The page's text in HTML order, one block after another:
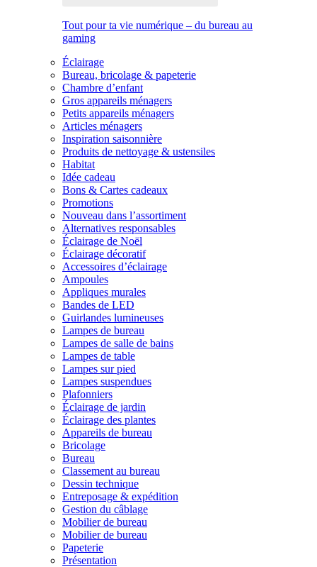
Tout pour ta vie numérique – du bureau au
gaming
Éclairage
Bureau, bricolage & papeterie
Chambre d’enfant
Gros appareils ménagers
Petits appareils ménagers
Articles ménagers
Inspiration saisonnière
Produits de nettoyage & ustensiles
Habitat
Idée cadeau
Bons & Cartes cadeaux
Promotions
Nouveau dans l’assortiment
Alternatives responsables
Éclairage de Noël
Éclairage décoratif
Accessoires d’éclairage
Ampoules
Appliques murales
Bandes de LED
Guirlandes lumineuses
Lampes de bureau
Lampes de salle de bains
Lampes de table
Lampes sur pied
Lampes suspendues
Plafonniers
Éclairage de jardin
Éclairage des plantes
Appareils de bureau
Bricolage
Bureau
Classement au bureau
Dessin technique
Entreposage & expédition
Gestion du câblage
Mobilier de bureau
Mobilier de bureau
Papeterie
Présentation